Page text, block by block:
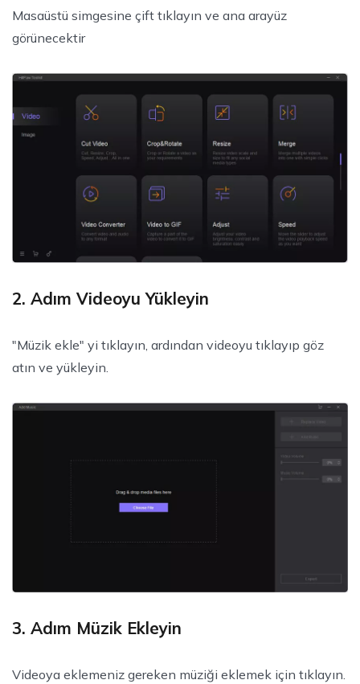
Masaüstü simgesine çift tıklayın ve ana arayüz
görünecektir
2. Adım Videoyu Yükleyin
"Müzik ekle" yi tıklayın, ardından videoyu tıklayıp göz
atın ve yükleyin.
3. Adım Müzik Ekleyin
Videoya eklemeniz gereken müziği eklemek için tıklayın.